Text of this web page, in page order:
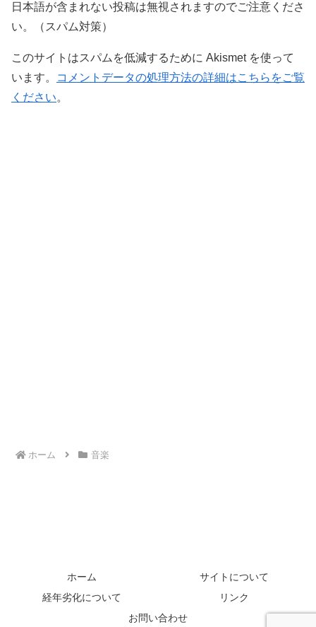
日本語が含まれない投稿は無視されますのでご注意くださ
い。（スパム対策）
このサイトはスパムを低減するために Akismet を使って
います。
コメントデータの処理方法の詳細はこちらをご覧
ください。
ホーム 音楽
ホーム
サイトについて
経年劣化について
リンク
お問い合わせ